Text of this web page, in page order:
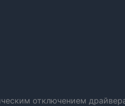
отключением